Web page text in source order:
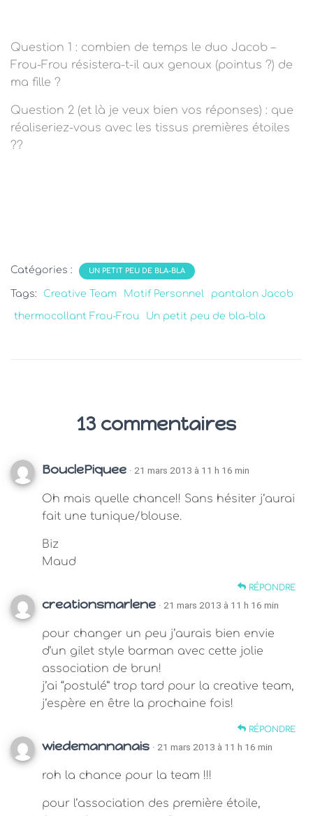
Question 1 : combien de temps le duo Jacob –
Frou-Frou résistera-t-il aux genoux (pointus ?) de
ma fille ?
Question 2 (et là je veux bien vos réponses) : que
réaliseriez-vous avec les tissus premières étoiles
??
Catégories : UN PETIT PEU DE BLA-BLA
Tags: Creative Team Motif Personnel pantalon Jacob
thermocollant Frou-Frou Un petit peu de bla-bla
13 commentaires
BouclePiquee · 21 mars 2013 à 11 h 16 min
Oh mais quelle chance!! Sans hésiter j’aurai
fait une tunique/blouse.
Biz
Maud
RÉPONDRE
creationsmarlene · 21 mars 2013 à 11 h 16 min
pour changer un peu j’aurais bien envie
d’un gilet style barman avec cette jolie
association de brun!
j’ai “postulé” trop tard pour la creative team,
j’espère en être la prochaine fois!
RÉPONDRE
wiedemannanais · 21 mars 2013 à 11 h 16 min
roh la chance pour la team !!!
pour l’association des première étoile,